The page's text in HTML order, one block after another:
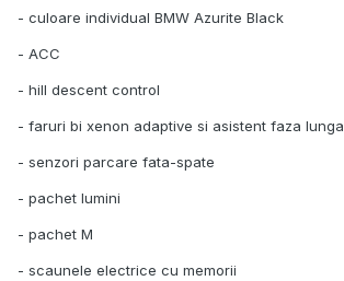
- culoare individual BMW Azurite Black
- ACC
- hill descent control
- faruri bi xenon adaptive si asistent faza lunga
- senzori parcare fata-spate
- pachet lumini
- pachet M
- scaunele electrice cu memorii